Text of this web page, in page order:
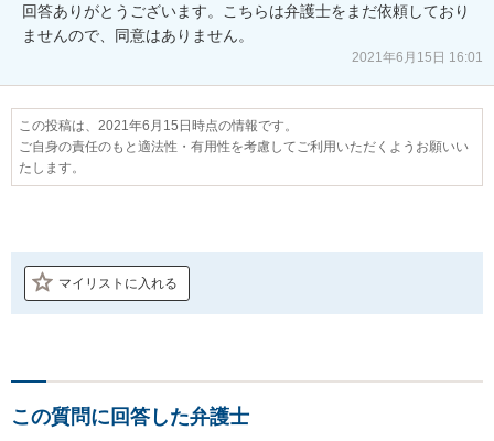
回答ありがとうございます。こちらは弁護士をまだ依頼しており
ませんので、同意はありません。
2021年6月15日 16:01
この投稿は、2021年6月15日時点の情報です。
ご自身の責任のもと適法性・有用性を考慮してご利用いただくようお願いい
たします。
マイリストに入れる
この質問に回答した弁護士